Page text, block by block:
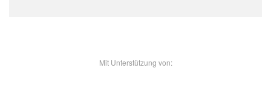
- Unsere Sponsoren -